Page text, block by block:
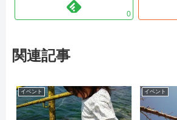
0
関連記事
イベント イベント